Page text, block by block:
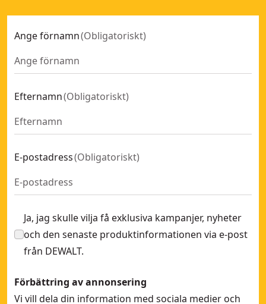
Ange förnamn(Obligatoriskt)
Efternamn(Obligatoriskt)
E-postadress(Obligatoriskt)
Ja, jag skulle vilja få exklusiva kampanjer, nyheter
och den senaste produktinformationen via e-post
från DEWALT.
Förbättring av annonsering
Vi vill dela din information med sociala medier och